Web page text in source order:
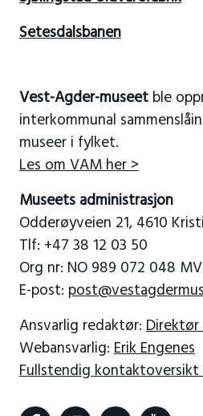
Setesdalsbanen
Vest-Agder-museetble
interkommunal
museer i fylket.
Les om VAM her >
Museets administrasjon
Odderøyveien 21, 4610
Tlf: +47 38 12 03 50
Org nr: NO 989 072 048
E-post:
Ansvarlig redaktør: Direktør
Webansvarlig: Erik Engenes
Fullstendig kontaktoversikt